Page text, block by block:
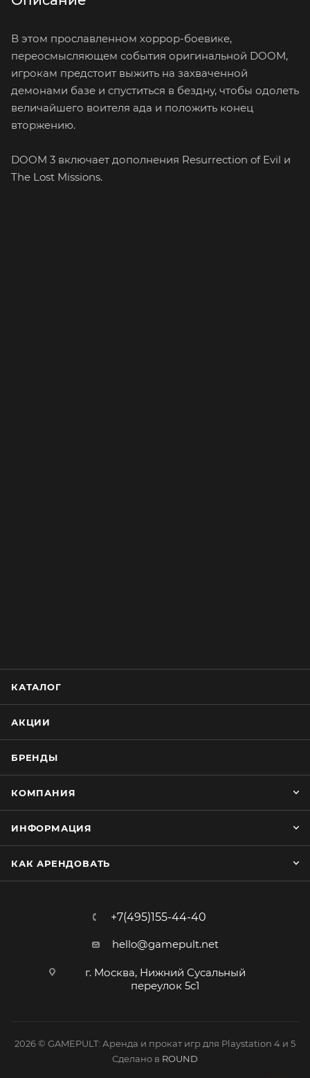
В этом прославленном хоррор-боевике,
переосмысляющем события оригинальной DOOM,
игрокам предстоит выжить на захваченной
демонами базе и спуститься в бездну, чтобы одолеть
величайшего воителя ада и положить конец
вторжению.
DOOM 3 включает дополнения Resurrection of Evil и
The Lost Missions.
КАТАЛОГ
АКЦИИ
БРЕНДЫ
КОМПАНИЯ
ИНФОРМАЦИЯ
КАК АРЕНДОВАТЬ
+7(495)155-44-40
hello@gamepult.net
г. Москва, Нижний Сусальный
переулок 5с1
2026 © GAMEPULT: Аренда и прокат игр для Playstation 4 и 5
Сделано в ROUND